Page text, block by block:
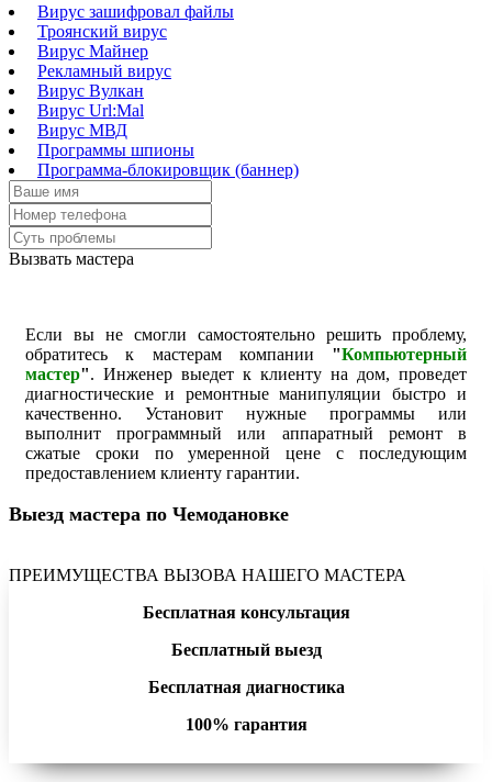
Вирус зашифровал файлы
Троянский вирус
Вирус Майнер
Рекламный вирус
Вирус Вулкан
Вирус Url:Mal
Вирус МВД
Программы шпионы
Программа-блокировщик (баннер)
Вызвать мастера
Если вы не смогли самостоятельно решить проблему,
обратитесь к мастерам компании "Компьютерный
мастер". Инженер выедет к клиенту на дом, проведет
диагностические и ремонтные манипуляции быстро и
качественно. Установит нужные программы или
выполнит программный или аппаратный ремонт в
сжатые сроки по умеренной цене с последующим
предоставлением клиенту гарантии.
Выезд мастера по Чемодановке
ПРЕИМУЩЕСТВА ВЫЗОВА НАШЕГО МАСТЕРА
Бесплатная консультация
Бесплатный выезд
Бесплатная диагностика
100% гарантия